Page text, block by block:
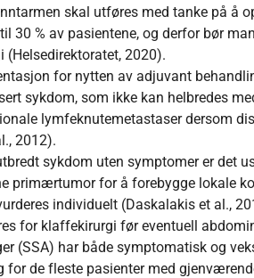
skal utføres med tanke på å
30 % av pasientene, og derfor bør
(Helsedirektoratet, 2020).
for nytten av adjuvant
sykdom, som ikke kan helbredes
lymfeknutemetastaser dersom
2012).
sykdom uten symptomer er det
primærtumor for å forebygge lokale
individuelt (Daskalakis et al.,
for klaffekirurgi før eventuell
(SSA) har både symptomatisk og
de fleste pasienter med